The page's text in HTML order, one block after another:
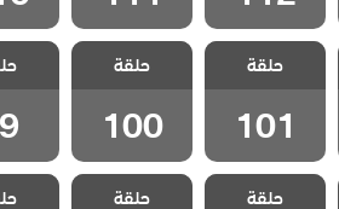
مسلسل لا تترك
يدي مدبلج
الحلقة 101
حلقة
101
مسلسل لا تترك
يدي مدبلج
الحلقة 100
حلقة
100
مسلسل
مسلسل لا تترك
يدي مدبلج
حلقة
مسلسل لا تترك
يدي مدبلج
حلقة
مسلسل